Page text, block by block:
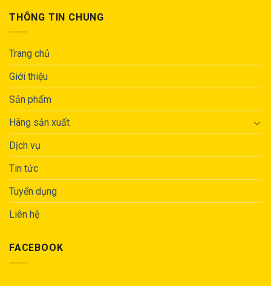
THÔNG TIN CHUNG
Trang chủ
Giới thiệu
Sản phẩm
Hãng sản xuất
Dịch vụ
Tin tức
Tuyển dụng
Liên hệ
FACEBOOK